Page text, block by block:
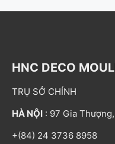
HNC DECO
TRỤ SỞ CHÍNH
HÀ NỘI : 97 Gia
+(84) 24 3736 8958